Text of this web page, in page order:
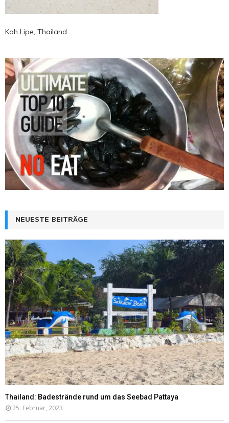
Koh Lipe, Thailand
NEUESTE BEITRÄGE
Thailand: Badestrände rund um das Seebad Pattaya
25. Februar, 2023